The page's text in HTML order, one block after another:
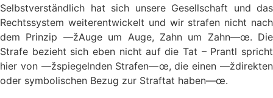
Selbstverständlich hat sich unsere Gesellschaft und das
Rechtssystem weiterentwickelt und wir strafen nicht nach
dem Prinzip —žAuge um Auge, Zahn um Zahn—œ. Die
Strafe bezieht sich eben nicht auf die Tat – Prantl spricht
hier von —žspiegelnden Strafen—œ, die einen —ždirekten
oder symbolischen Bezug zur Straftat haben—œ.